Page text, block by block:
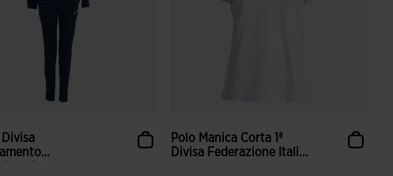
Divisa
Polo Manica Corta 1ª
Divisa Federazione Itali...